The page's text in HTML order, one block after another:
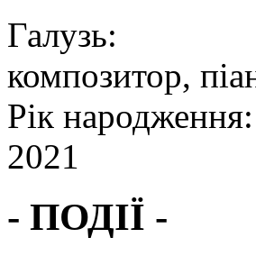
Галузь:
композитор,
Рік народження:
2021
- ПОДІЇ -